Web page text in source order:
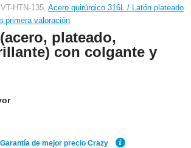
HTN-135, Acero quirúrgico 316L / Latón plateado
primera valoración
plateado,
con colgante y
Garantía de mejor precio Crazy